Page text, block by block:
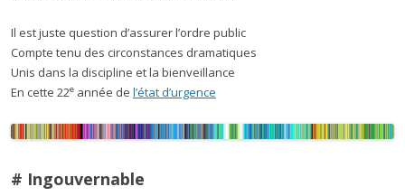
Il est juste question d’assurer l’ordre public
Compte tenu des circonstances dramatiques
Unis dans la discipline et la bienveillance
En cette 22e année de l’état d’urgence
# Ingouvernable